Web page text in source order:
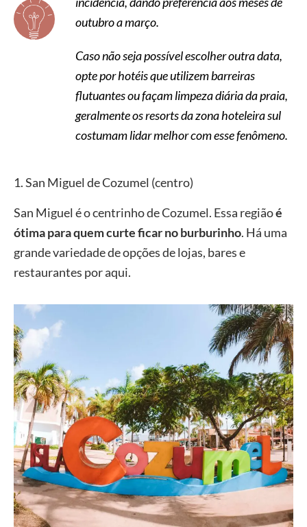
outubro a março.
Caso não seja possível escolher outra data,
opte por hotéis que utilizem barreiras
flutuantes ou façam limpeza diária da praia,
geralmente os resorts da zona hoteleira sul
costumam lidar melhor com esse fenômeno.
1. San Miguel de Cozumel (centro)
San Miguel é o centrinho de Cozumel. Essa regiãoé
ótima para quem curte ficar no burburinho. Há uma
grande variedade de opções de lojas, bares e
restaurantes por aqui.